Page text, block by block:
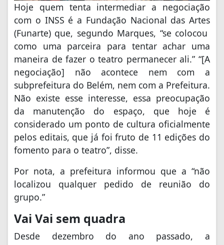
Hoje quem tenta intermediar a negociação
com o INSS é a Fundação Nacional das Artes
(Funarte) que, segundo Marques, “se colocou
como uma parceira para tentar achar uma
maneira de fazer o teatro permanecer ali.” “[A
negociação] não acontece nem com a
subprefeitura do Belém, nem com a Prefeitura.
Não existe esse interesse, essa preocupação
da manutenção do espaço, que hoje é
considerado um ponto de cultura oficialmente
pelos editais, que já foi fruto de 11 edições do
fomento para o teatro”, disse.
Por nota, a prefeitura informou que a “não
localizou qualquer pedido de reunião do
grupo.”
Vai Vai sem quadra
Desde dezembro do ano passado, a